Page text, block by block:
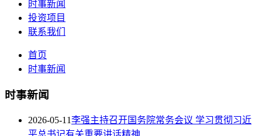
时事新闻
投资项目
联系我们
首页
时事新闻
时事新闻
2026-05-11李强主持召开国务院常务会议 学习贯彻习近